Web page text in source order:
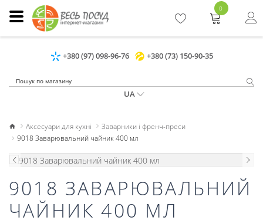
+380 (97) 098-96-76 +380 (73) 150-90-35
UA
0
Аксесуари для кухні
Заварники і френч-преси
9018 Заварювальний чайник 400 мл
9018 ЗАВАРЮВАЛЬНИЙ
ЧАЙНИК 400 МЛ